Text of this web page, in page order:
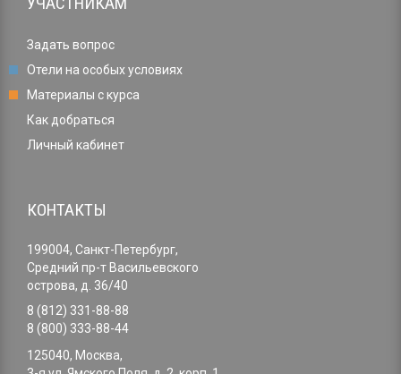
Задать вопрос
Отели на особых условиях
Материалы с курса
Как добраться
Личный кабинет
КОНТАКТЫ
199004, Санкт-Петербург,
Средний пр-т Васильевского
острова, д. 36/40
8 (812) 331-88-88
8 (800) 333-88-44
125040, Москва,